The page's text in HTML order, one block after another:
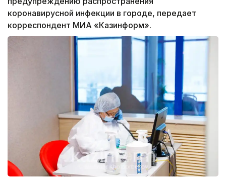
коронавирусной инфекции в городе, передает
корреспондент МИА «Казинформ».